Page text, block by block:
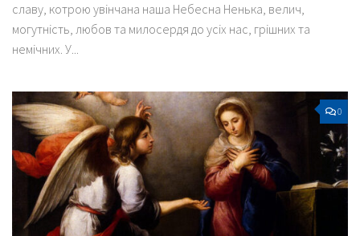
славу, котрою увінчана наша Небесна Ненька, велич,
могутність, любов та милосердя до усіх нас, грішних та
немічних. У...
0